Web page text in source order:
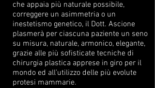
che appaia più naturale possibile,
correggere un asimmetria o un
inestetismo genetico, il Dott. Ascione
plasmerà per ciascuna paziente un seno
su misura, naturale, armonico, elegante,
grazie alle più sofisticate tecniche di
chirurgia plastica apprese in giro per il
mondo ed all’utilizzo delle più evolute
protesi mammarie.